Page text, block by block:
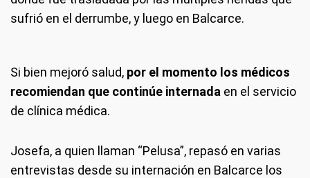
sufrió en el derrumbe, y luego en Balcarce.
Si bien mejoró salud, por el momento los médicos
recomiendan que continúe internada en el servicio
de clínica médica.
Josefa, a quien llaman “Pelusa”, repasó en varias
entrevistas desde su internación en Balcarce los